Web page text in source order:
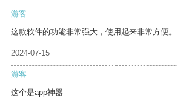
游客
这款软件的功能非常强大，使用起来非常方便。
2024-07-15
游客
这个是app神器